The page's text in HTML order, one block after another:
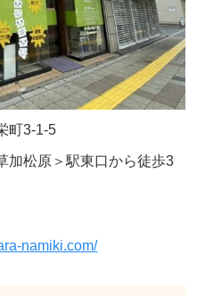
3-1-5
原＞駅東口から徒歩3
namiki.com/